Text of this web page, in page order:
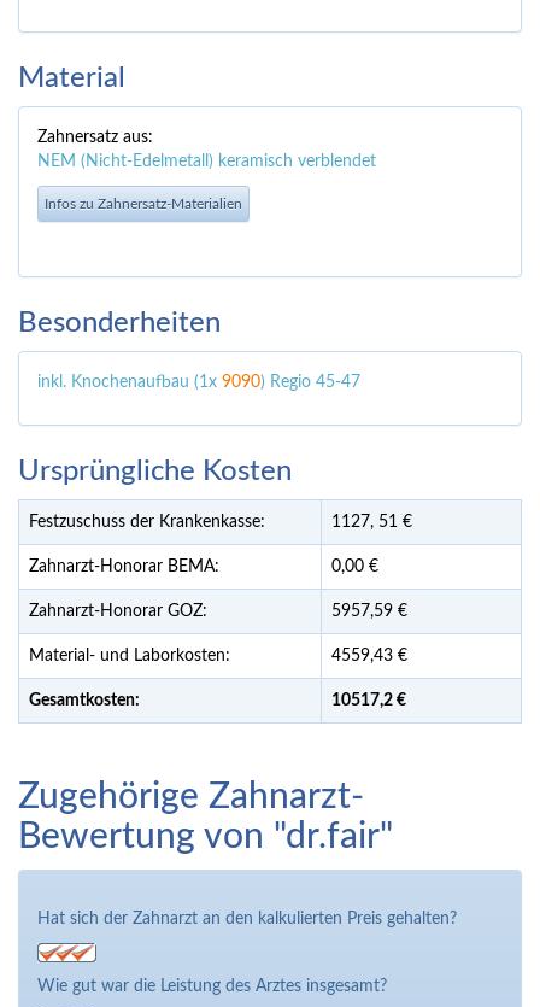
Material
Zahnersatz aus:
NEM (Nicht-Edelmetall) keramisch verblendet
Infos zu Zahnersatz-Materialien
Besonderheiten
inkl. Knochenaufbau (1x 9090) Regio 45-47
Ursprüngliche Kosten
Festzuschuss der Krankenkasse: 1127, 51 €
Zahnarzt-Honorar BEMA: 0,00 €
Zahnarzt-Honorar GOZ: 5957,59 €
Material- und Laborkosten: 4559,43 €
Gesamtkosten: 10517,2 €
Zugehörige Zahnarzt-
Bewertung von "dr.fair"
Hat sich der Zahnarzt an den kalkulierten Preis gehalten?
Wie gut war die Leistung des Arztes insgesamt?